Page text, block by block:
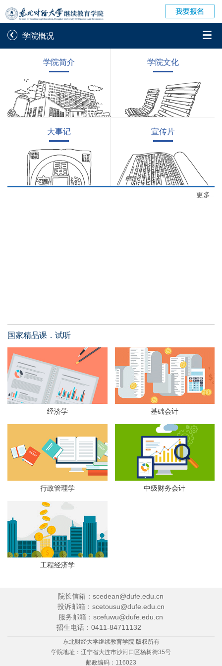

 学院概况
学院平台图像校对 学信网图像校对
网上交费
学院简介 学院文化
大事记 宣传片
更多..
国家精品课．试听
经济学 基础会计
行政管理学 中级财务会计
工程经济学
院长信箱：scedean@dufe.edu.cn
投诉邮箱：scetousu@dufe.edu.cn
服务邮箱：scefuwu@dufe.edu.cn
招生电话：0411-84711132
东北财经大学继续教育学院 版权所有
学院地址：辽宁省大连市沙河口区杨树街35号
邮政编码：116023